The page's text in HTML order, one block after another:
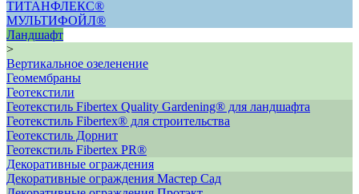
ТИТАНФЛЕКС®
МУЛЬТИФОЙЛ®
Ландшафт
>
Вертикальное озеленение
Геомембраны
Геотекстили
Геотекстиль Fibertex Quality Gardening® для ландшафта
Геотекстиль Fibertex® для строительства
Геотекстиль Дорнит
Геотекстиль Fibertex PR®
Декоративные ограждения
Декоративные ограждения Мастер Сад